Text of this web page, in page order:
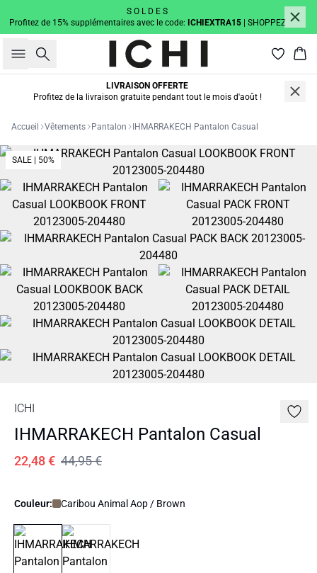
S O L D E S
Profitez de 15% supplémentaires avec le code: ICHIEXTRA15 | SHOPPEZ
Rechercher
LIVRAISON OFFERTE
Profitez de la livraison gratuite pendant tout le mois d'août !
Accueil Vêtements Pantalon IHMARRAKECH Pantalon Casual
SALE | 50%
ICHI
IHMARRAKECH Pantalon Casual
22,48 € 44,95 €
Couleur: Caribou Animal Aop / Brown